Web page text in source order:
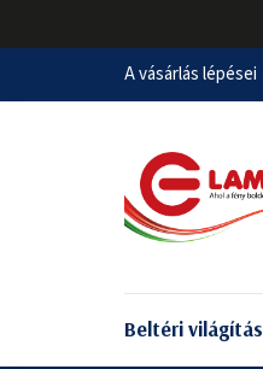
A vásárlás lépései
Beltéri világítás